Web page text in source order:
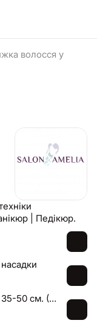
волосся у
| Педікюр.
Стрижка жіноча кінчиків волосся від 35-50 см. (Нижче лопаток/До талії)